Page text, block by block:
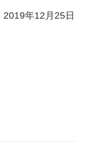
2019年12月25日